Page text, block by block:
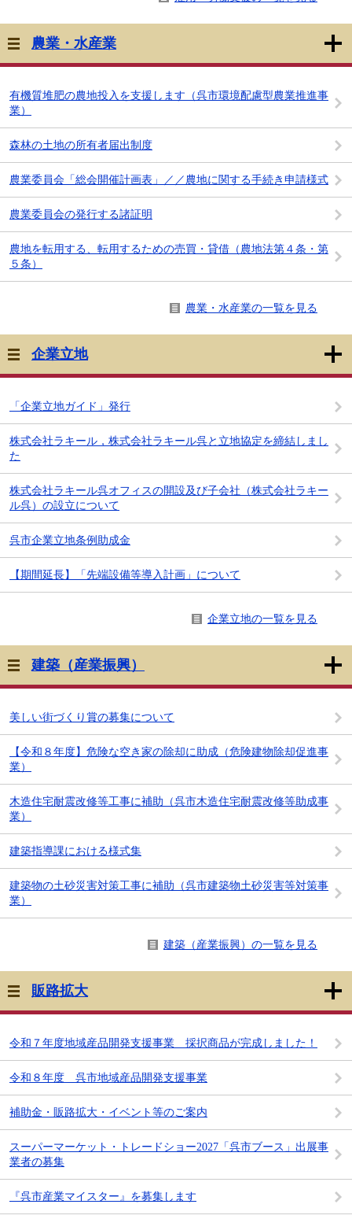
農業・水産業
有機質堆肥の農地投入を支援します（呉市環境配慮型農業推進事
業）
森林の土地の所有者届出制度
農業委員会「総会開催計画表」／／農地に関する手続き申請様式
農業委員会の発行する諸証明
農地を転用する、転用するための売買・貸借（農地法第４条・第
５条）
農業・水産業の一覧を見る
企業立地
「企業立地ガイド」発行
株式会社ラキール，株式会社ラキール呉と立地協定を締結しまし
た
株式会社ラキール呉オフィスの開設及び子会社（株式会社ラキー
ル呉）の設立について
呉市企業立地条例助成金
【期間延長】「先端設備等導入計画」について
企業立地の一覧を見る
建築（産業振興）
美しい街づくり賞の募集について
【令和８年度】危険な空き家の除却に助成（危険建物除却促進事
業）
木造住宅耐震改修等工事に補助（呉市木造住宅耐震改修等助成事
業）
建築指導課における様式集
建築物の土砂災害対策工事に補助（呉市建築物土砂災害等対策事
業）
建築（産業振興）の一覧を見る
販路拡大
令和７年度地域産品開発支援事業 採択商品が完成しました！
令和８年度 呉市地域産品開発支援事業
補助金・販路拡大・イベント等のご案内
スーパーマーケット・トレードショー2027「呉市ブース」出展事
業者の募集
『呉市産業マイスター』を募集します